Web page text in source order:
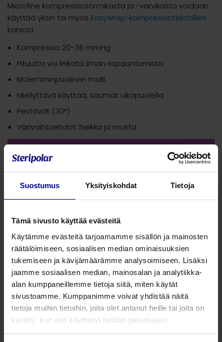
Suostumus Yksityiskohdat Tietoja
Tämä sivusto käyttää evästeitä
Käytämme evästeitä tarjoamamme sisällön ja mainosten
räätälöimiseen, sosiaalisen median ominaisuuksien
tukemiseen ja kävijämäärämme analysoimiseen. Lisäksi
jaamme sosiaalisen median, mainosalan ja analytiikka-
alan kumppaneillemme tietoja siitä, miten käytät
sivustoamme. Kumppanimme voivat yhdistää näitä
tietoja muihin tietoihin, joita olet antanut heille tai joita on
kerätty, kun olet käyttänyt heidän palvelujaan.
Microfine kompressiosormikasta ja -varvikasta voidaan
käyttää yksin tai myös Easywrap-kompressiotekstiilien
kanssa.
Kompressio 20-36 mmHg
Pituutta voi leikata ilman rispaantumista
Molemminpuolinen malli
Miellyttävä käyttää, saumat ulkopuolella
Pestävät (30°)
Värivaihtoehdot: hiekka ja musta
HUOM! Tarkista aina oikea koko mittataulukon
avulla ennen tuotteen tilaamista. Katso koot
*Merkityt tuotteet ovat tilaustuotteita, joiden
Microfine varvikas
Musta Hiekka
XS 218B1* 218S1*
218B2* 218S2*